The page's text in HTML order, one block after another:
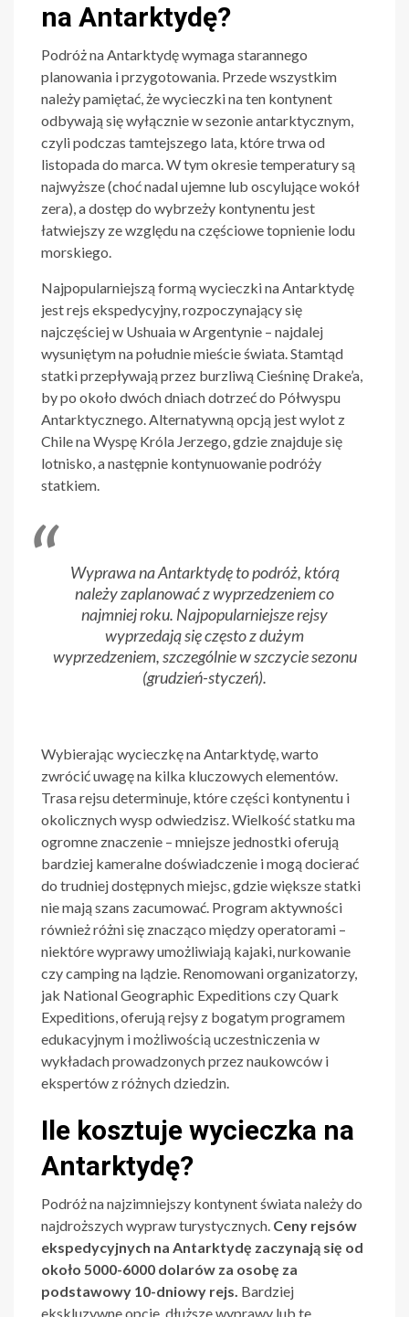
na Antarktydę?
Podróż na Antarktydę wymaga starannego
planowania i przygotowania. Przede wszystkim
należy pamiętać, że wycieczki na ten kontynent
odbywają się wyłącznie w sezonie antarktycznym,
czyli podczas tamtejszego lata, które trwa od
listopada do marca. W tym okresie temperatury są
najwyższe (choć nadal ujemne lub oscylujące wokół
zera), a dostęp do wybrzeży kontynentu jest
łatwiejszy ze względu na częściowe topnienie lodu
morskiego.
Najpopularniejszą formą wycieczki na Antarktydę
jest rejs ekspedycyjny, rozpoczynający się
najczęściej w Ushuaia w Argentynie – najdalej
wysuniętym na południe mieście świata. Stamtąd
statki przepływają przez burzliwą Cieśninę Drake’a,
by po około dwóch dniach dotrzeć do Półwyspu
Antarktycznego. Alternatywną opcją jest wylot z
Chile na Wyspę Króla Jerzego, gdzie znajduje się
lotnisko, a następnie kontynuowanie podróży
statkiem.
Wyprawa na Antarktydę to podróż, którą
należy zaplanować z wyprzedzeniem co
najmniej roku. Najpopularniejsze rejsy
wyprzedają się często z dużym
wyprzedzeniem, szczególnie w szczycie sezonu
(grudzień-styczeń).
Wybierając wycieczkę na Antarktydę, warto
zwrócić uwagę na kilka kluczowych elementów.
Trasa rejsu determinuje, które części kontynentu i
okolicznych wysp odwiedzisz. Wielkość statku ma
ogromne znaczenie – mniejsze jednostki oferują
bardziej kameralne doświadczenie i mogą docierać
do trudniej dostępnych miejsc, gdzie większe statki
nie mają szans zacumować. Program aktywności
również różni się znacząco między operatorami –
niektóre wyprawy umożliwiają kajaki, nurkowanie
czy camping na lądzie. Renomowani organizatorzy,
jak National Geographic Expeditions czy Quark
Expeditions, oferują rejsy z bogatym programem
edukacyjnym i możliwością uczestniczenia w
wykładach prowadzonych przez naukowców i
ekspertów z różnych dziedzin.
Ile kosztuje wycieczka na
Antarktydę?
Podróż na najzimniejszy kontynent świata należy do
najdroższych wypraw turystycznych. Ceny rejsów
ekspedycyjnych na Antarktydę zaczynają się od
około 5000-6000 dolarów za osobę za
podstawowy 10-dniowy rejs. Bardziej
ekskluzywne opcje, dłuższe wyprawy lub te